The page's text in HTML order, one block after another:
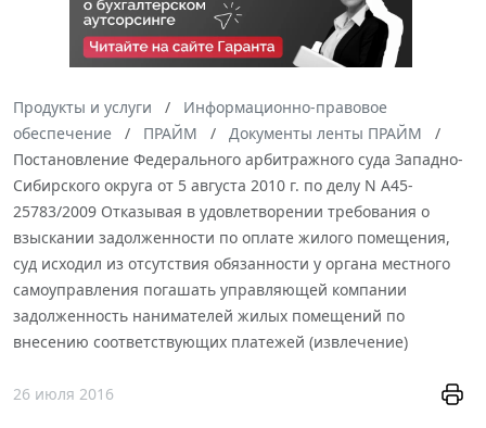
Продукты и услуги
Информационно-правовое
обеспечение
ПРАЙМ
Документы ленты ПРАЙМ
Постановление Федерального арбитражного суда Западно-
Сибирского округа от 5 августа 2010 г. по делу N А45-
25783/2009 Отказывая в удовлетворении требования о
взыскании задолженности по оплате жилого помещения,
суд исходил из отсутствия обязанности у органа местного
самоуправления погашать управляющей компании
задолженность нанимателей жилых помещений по
внесению соответствующих платежей (извлечение)
26 июля 2016